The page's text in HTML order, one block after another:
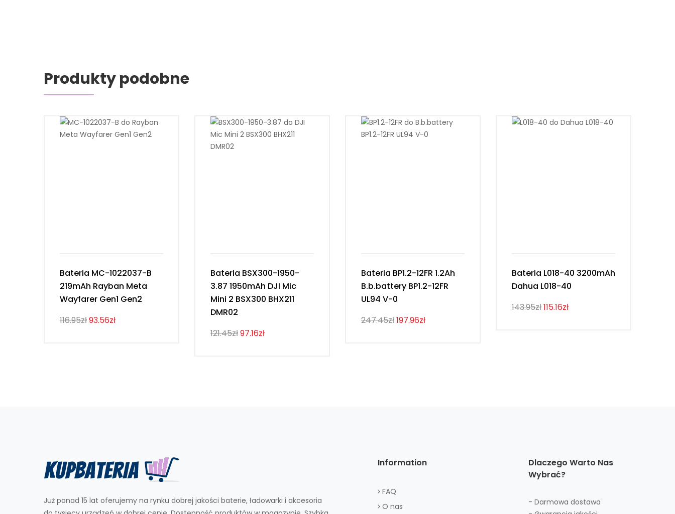
Produkty podobne
Bateria MC-1022037-B
219mAh Rayban Meta
Wayfarer Gen1 Gen2
116.95zł93.56zł
Bateria BSX300-1950-
3.87 1950mAh DJI Mic
Mini 2 BSX300 BHX211
DMR02
121.45zł97.16zł
Bateria BP1.2-12FR 1.2Ah
B.b.battery BP1.2-12FR
UL94 V-0
247.45zł197.96zł
Bateria L018-40 3200mAh
Dahua L018-40
143.95zł115.16zł
Już ponad 15 lat oferujemy na rynku dobrej jakości baterie, ładowarki i akcesoria
Information
FAQ
O nas
Dlaczego Warto Nas
Wybrać?
- Darmowa dostawa